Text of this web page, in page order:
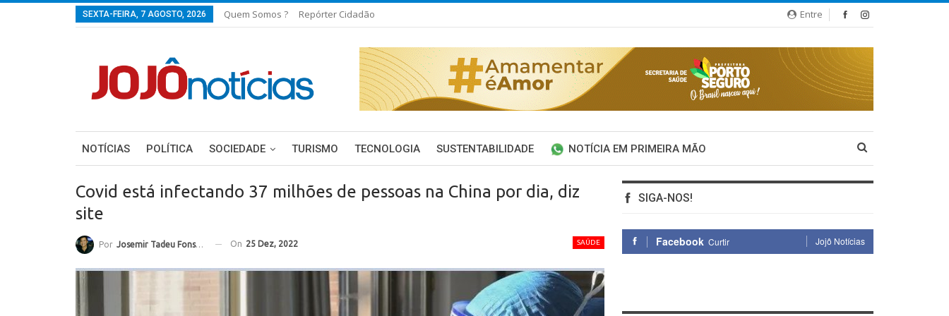
Entre
SEXTA-FEIRA, 7 AGOSTO, 2026 Quem Somos ? Repórter Cidadão
NOTÍCIAS POLÍTICA SOCIEDADE TURISMO TECNOLOGIA SUSTENTABILIDADE NOTÍCIA EM PRIMEIRA MÃO
Covid está infectando 37 milhões de pessoas na China por dia, diz
site
SAÚDE
Por Josemir Tadeu Fonseca On 25 Dez, 2022
SIGA-NOS!
Facebook Curtir Jojô Notícias